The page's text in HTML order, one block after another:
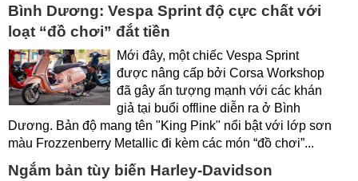
Bình Dương: Vespa Sprint độ cực chất với
loạt “đồ chơi” đắt tiền
Mới đây, một chiếc Vespa Sprint
được nâng cấp bởi Corsa Workshop
đã gây ấn tượng mạnh với các khán
giả tại buổi offline diễn ra ở Bình
Dương. Bản độ mang tên "King Pink" nổi bật với lớp sơn
màu Frozzenberry Metallic đi kèm các món “đồ chơi”...
Ngắm bản tùy biến Harley-Davidson